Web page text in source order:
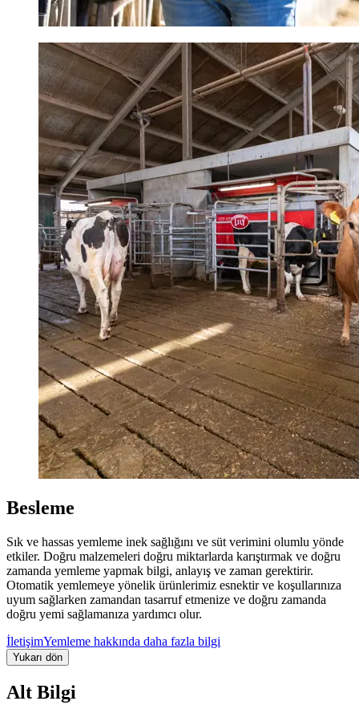
Besleme
Sık ve hassas yemleme inek sağlığını ve süt verimini olumlu yönde
etkiler. Doğru malzemeleri doğru miktarlarda karıştırmak ve doğru
zamanda yemleme yapmak bilgi, anlayış ve zaman gerektirir.
Otomatik yemlemeye yönelik ürünlerimiz esnektir ve koşullarınıza
uyum sağlarken zamandan tasarruf etmenize ve doğru zamanda
doğru yemi sağlamanıza yardımcı olur.
İletişimYemleme hakkında daha fazla bilgi
Yukarı dön
Alt Bilgi